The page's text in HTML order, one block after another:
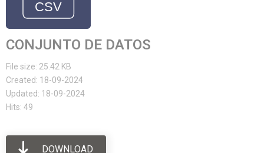
CONJUNTO DE DATOS
File size: 25.42 KB
Created: 18-09-2024
Updated: 18-09-2024
Hits: 49
DOWNLOAD